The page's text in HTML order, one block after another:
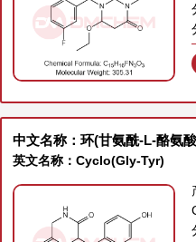
中文名称：环(甘氨酰-L-酪氨
英文名称：Cyclo(Gly-Tyr)